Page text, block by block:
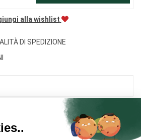
alla wishlist
DI SPEDIZIONE
Link Veloci